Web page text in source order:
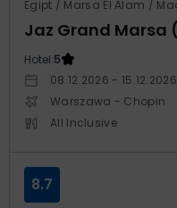
Hotel:5
08.12.2026 - 15.12.2026
Warszawa - Chopin
All Inclusive
8.7